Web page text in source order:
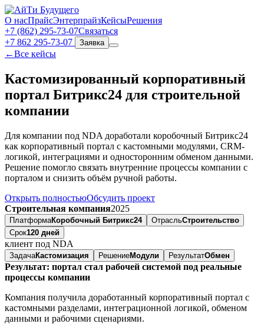
О насПрайсЭнтерпрайзКейсыРешения
+7 (862) 295‑73‑07Связаться
+7 862 295-73-07
Заявка
←Все кейсы
Кастомизированный корпоративный
портал Битрикс24 для строительной
компании
Для компании под NDA доработали коробочный Битрикс24
как корпоративный портал с кастомными модулями, CRM-
логикой, интеграциями и односторонним обменом данными.
Решение помогло связать внутренние процессы компании с
порталом и снизить объём ручной работы.
Открыть полностьюОбсудить проект
Строительная компания2025
ПлатформаКоробочный Битрикс24 ОтрасльСтроительство
Срок120 дней
клиент под NDA
ЗадачаКастомизация РешениеМодули РезультатОбмен
Результат: портал стал рабочей системой под реальные
процессы компании
Компания получила доработанный корпоративный портал с
кастомными разделами, интеграционной логикой, обменом
данными и рабочими сценариями.